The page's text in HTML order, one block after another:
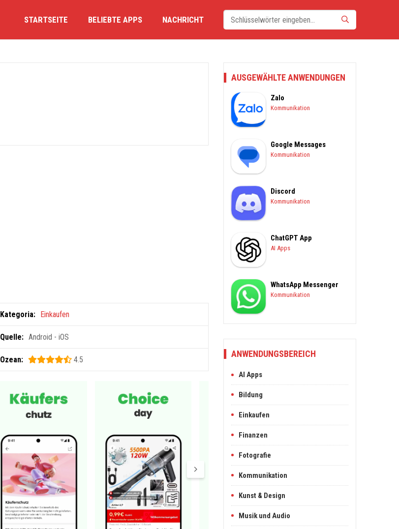
STARTSEITE BELIEBTE APPS NACHRICHT
Kategoria: Einkaufen
Quelle: Android - iOS
Ozean: 4.5
AUSGEWÄHLTE ANWENDUNGEN
Zalo
Kommunikation
Google Messages
Kommunikation
Discord
Kommunikation
ChatGPT App
AI Apps
WhatsApp Messenger
Kommunikation
ANWENDUNGSBEREICH
AI Apps
Bildung
Einkaufen
Finanzen
Fotografie
Kommunikation
Kunst & Design
Musik und Audio